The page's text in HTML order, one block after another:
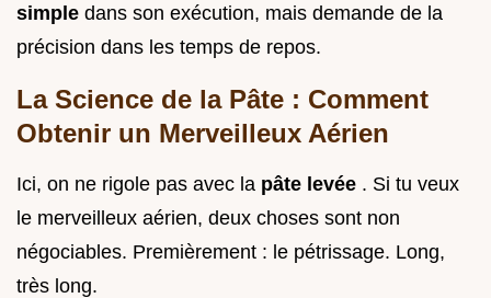
simple dans son exécution, mais demande de la
précision dans les temps de repos.
La Science de la Pâte : Comment
Obtenir un Merveilleux Aérien
Ici, on ne rigole pas avec la pâte levée . Si tu veux
le merveilleux aérien, deux choses sont non
négociables. Premièrement : le pétrissage. Long,
très long.